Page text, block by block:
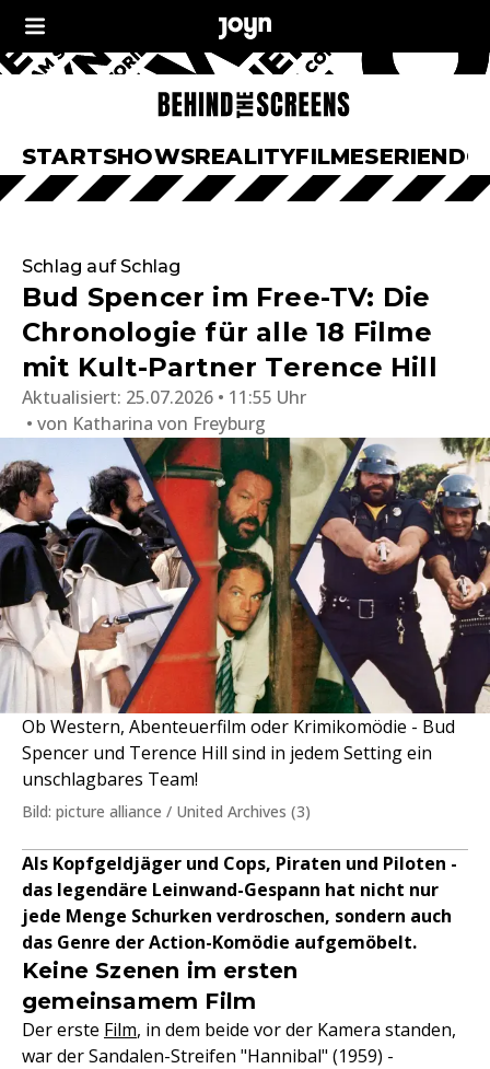
STARTSHOWSREALITYFILMESERIEN
Schlag auf Schlag
Bud Spencer im Free-TV: Die
Chronologie für alle 18 Filme
mit Kult-Partner Terence Hill
Aktualisiert: 25.07.2026 • 11:55 Uhr
von Katharina von Freyburg
Ob Western, Abenteuerfilm oder Krimikomödie - Bud
Spencer und Terence Hill sind in jedem Setting ein
unschlagbares Team!
Bild: picture alliance / United Archives (3)
Als Kopfgeldjäger und Cops, Piraten und Piloten -
das legendäre Leinwand-Gespann hat nicht nur
jede Menge Schurken verdroschen, sondern auch
das Genre der Action-Komödie aufgemöbelt.
Keine Szenen im ersten
gemeinsamem Film
Der erste Film, in dem beide vor der Kamera standen,
war der Sandalen-Streifen "Hannibal" (1959) -